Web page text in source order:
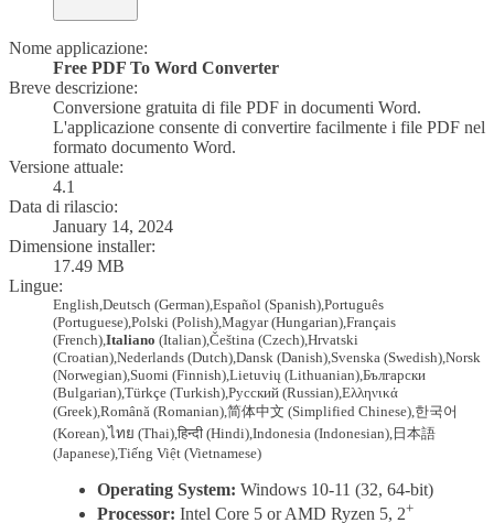
Nome applicazione:
Free PDF To Word Converter
Breve descrizione:
Conversione gratuita di file PDF in documenti Word.
L'applicazione consente di convertire facilmente i file PDF nel
formato documento Word.
Versione attuale:
4.1
Data di rilascio:
January 14, 2024
Dimensione installer:
17.49 MB
Lingue:
English, Deutsch (German) Español (Spanish) Português
(Portuguese) Polski (Polish) Magyar(Hungarian) Français
(French) Italiano (Italian), Čeština (Czech) Hrvatski
(Croatian) Nederlands (Dutch) Dansk (Danish) Svenska (Swedish) Norsk
(Norwegian) Suomi (Finnish) Lietuvių (Lithuanian) Български
(Bulgarian) Türkçe (Turkish) Русский (Russian) Ελληνικά
(Greek) Română (Romanian) 简体中文 (Simplified Chinese) 한국어
(Korean) ไทย (Thai) हिन्दी (Hindi) Indonesia (Indonesian) 日本語
(Japanese) Tiếng Việt (Vietnamese)
Operating System: Windows 10-11 (32, 64-bit)
Processor: Intel Core 5 or AMD Ryzen 5, 2+